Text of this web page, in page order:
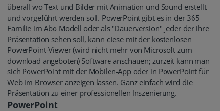
überall wo Text und Bilder mit Animation und Sound erstellt
und vorgeführt werden soll. PowerPoint gibt es in der 365
Familie im Abo Modell oder als "Dauerversion" Jeder der ihre
Präsentation sehen soll, kann diese mit der kostenlosen
PowerPoint-Viewer (wird nicht mehr von Microsoft zum
download angeboten) Software anschauen; zurzeit kann man
sich PowerPoint mit der Mobilen-App oder in PowerPoint für
Web im Browser anzeigen lassen. Ganz einfach wird die
Präsentation zu einer professionellen Inszenierung.
PowerPoint